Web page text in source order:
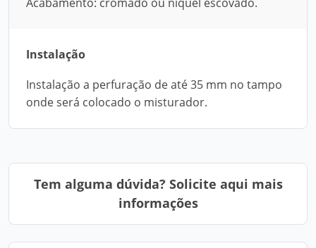
Instalação
Instalação a perfuração de até 35 mm no tampo
onde será colocado o misturador.
Tem alguma dúvida? Solicite aqui mais
informações